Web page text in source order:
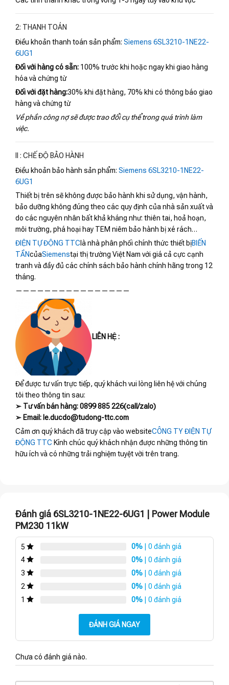
2: THANH TOÁN
Điều khoản thanh toán sản phẩm: Siemens 6SL3210-1NE22-
6UG1
Đối với hàng có sẵn: 100% trước khi hoặc ngay khi giao hàng
hóa và chứng từ
Đối với đặt hàng:30% khi đặt hàng, 70% khi có thông báo giao
hàng và chứng từ
Về phần công nợ sẽ được trao đổi cụ thể trong quá trình làm
việc.
II : CHẾ ĐỘ BẢO HÀNH
Điều khoản bảo hành sản phẩm: Siemens 6SL3210-1NE22-
6UG1
Thiết bị trên sẽ không được bảo hành khi sử dụng, vận hành,
bảo dưỡng không đúng theo các quy định của nhà sản xuất và
do các nguyên nhân bất khả kháng như: thiên tai, hoả hoạn,
môi trường, phá hoại hay TEM niêm bảo hành bị xé rách…
ĐIỆN TỰ ĐỘNG TTC là nhà phân phối chính thức thiết bịBIẾN
TẦNcủaSiemenstại thị trường Việt Nam với giá cả cực cạnh
tranh và đầy đủ các chính sách bảo hành chính hãng trong 12
tháng.
————————————————
LIÊN HỆ :
Để được tư vấn trực tiếp, quý khách vui lòng liên hệ với chúng
tôi theo thông tin sau:
➢ Tư vấn bán hàng: 0899 885 226(call/zalo)
➢ Email: le.ducdo@tudong-ttc.com
Cảm ơn quý khách đã truy cập vào websiteCÔNG TY ĐIỆN TỰ
ĐỘNG TTC Kính chúc quý khách nhận được những thông tin
hữu ích và có những trải nghiệm tuyệt vời trên trang.
Đánh giá 6SL3210-1NE22-6UG1 | Power Module
PM230 11kW
5 0% | 0 đánh giá
4
0% | 0 đánh giá
3
0% | 0 đánh giá
2
0% | 0 đánh giá
1
0% | 0 đánh giá
ĐÁNH GIÁ NGAY
Chưa có đánh giá nào.